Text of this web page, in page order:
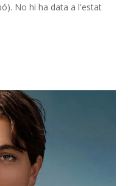
No hi ha data a l'estat